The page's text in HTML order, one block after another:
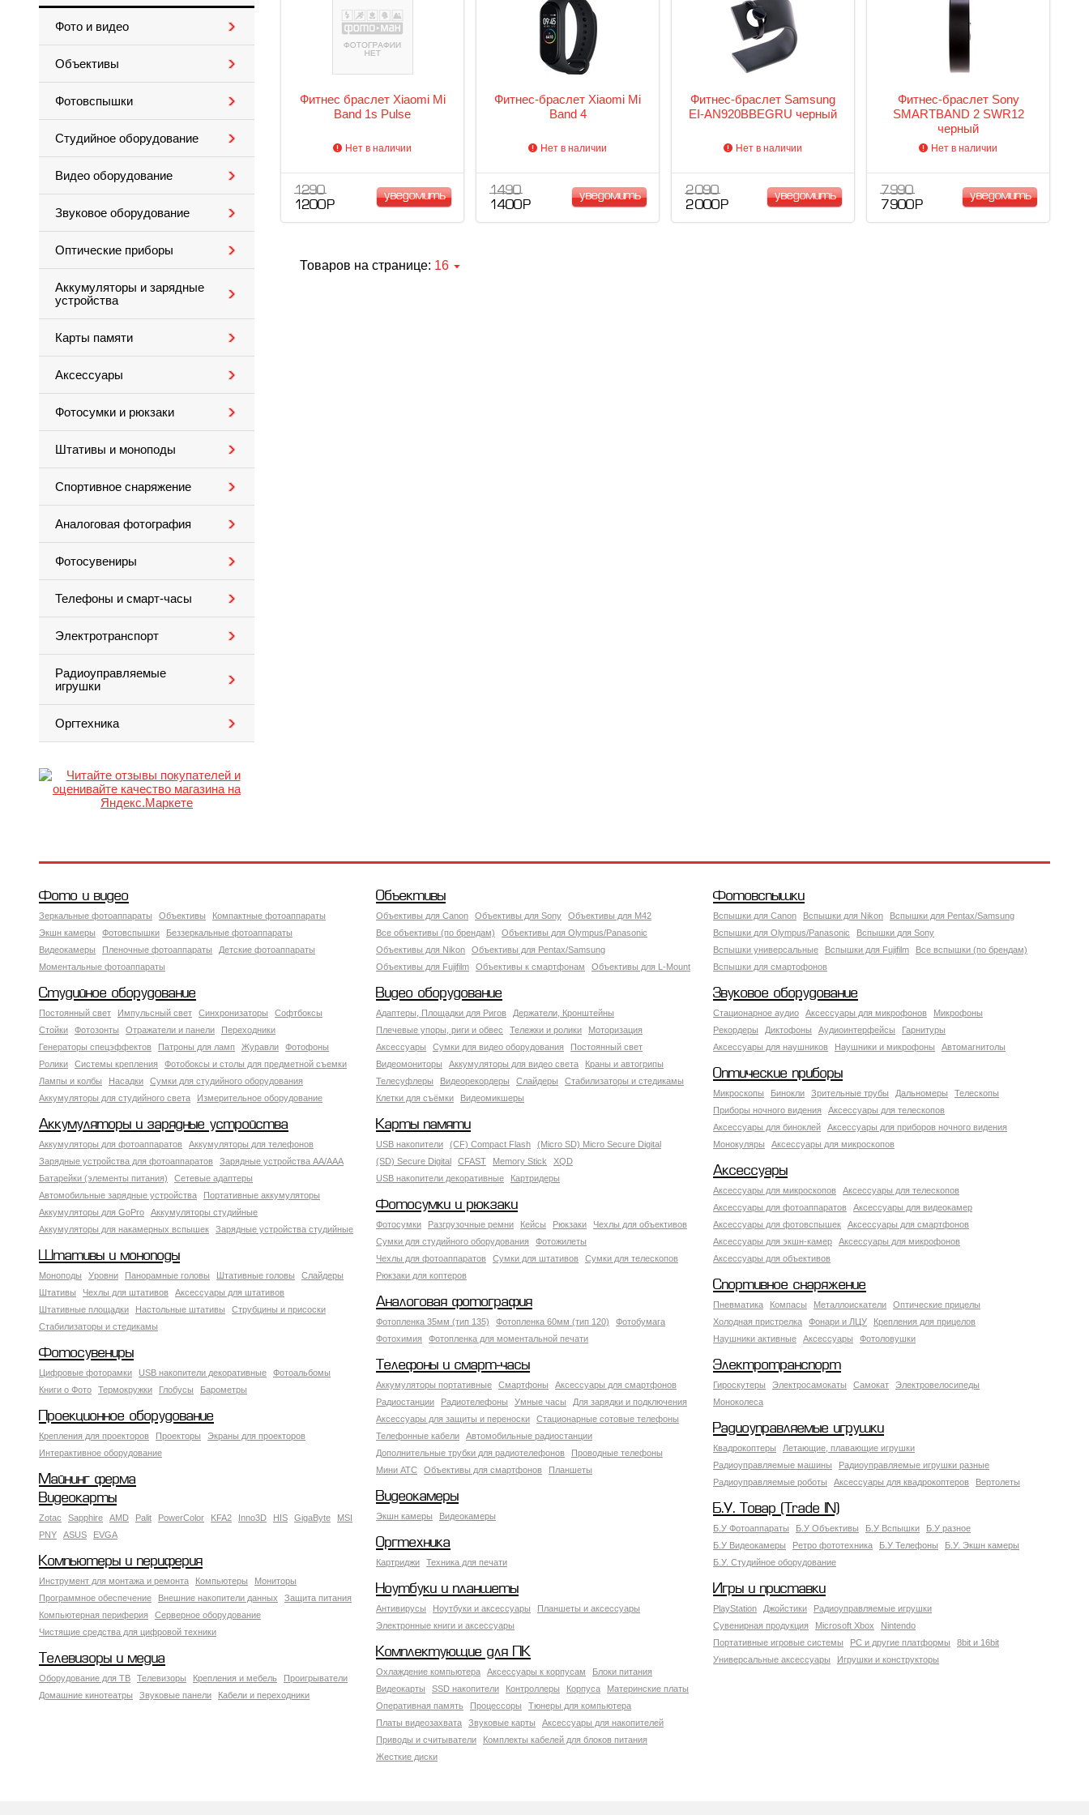
Фото и видео
Объективы
Фотовспышки
Студийное оборудование
Видео оборудование
Звуковое оборудование
Оптические приборы
Аккумуляторы и зарядные
устройства
Карты памяти
Аксессуары
Фотосумки и рюкзаки
Штативы и моноподы
Спортивное снаряжение
Аналоговая фотография
Фотосувениры
Телефоны и смарт-часы
Электротранспорт
Радиоуправляемые
игрушки
Оргтехника
Фитнес браслет Xiaomi Mi
Band 1s Pulse
Нет в наличии
1 290
1 200 Р
уведомить
Фитнес-браслет Xiaomi Mi
Band 4
Нет в наличии
1 490
1 400 Р
уведомить
Фитнес-браслет Samsung
EI-AN920BBEGRU черный
Нет в наличии
2 090
2 000 Р
уведомить
Фитнес-браслет Sony
SMARTBAND 2 SWR12
черный
Нет в наличии
7 990
7 900 Р
уведомить
Товаров на странице: 16
Фото и видео
Зеркальные фотоаппараты Объективы
Компактные фотоаппараты
Экшн камеры
Фотовспышки
Беззеркальные фотоаппараты
Видеокамеры
Пленочные фотоаппараты
Детские фотоаппараты
Моментальные фотоаппараты
Объективы
Объективы для Canon Объективы для Sony
Объективы для M42
Все объективы (по брендам)
Объективы для Olympus/Panasonic
Объективы для Nikon
Объективы для Pentax/Samsung
Объективы для Fujifilm
Объективы к смартфонам Объективы для L-Mount
Фотовспышки
Вспышки для Canon Вспышки для Nikon
Вспышки для Pentax/Samsung
Вспышки для Olympus/Panasonic
Вспышки для Sony
Вспышки универсальные
Вспышки для Fujifilm
Все вспышки (по брендам)
Вспышки для смартофонов
Студийное оборудование
Постоянный свет Импульсный свет Синхронизаторы
Софтбоксы
Стойки
Фотозонты Отражатели и панели
Переходники
Генераторы спецэффектов
Патроны для ламп Журавли
Фотофоны
Ролики
Системы крепления
Фотобоксы и столы для предметной съемки
Лампы и колбы
Насадки
Сумки для студийного оборудования
Аккумуляторы для студийного света
Измерительное оборудование
Видео оборудование
Адаптеры, Площадки для Ригов
Держатели, Кронштейны
Плечевые упоры, риги и обвес
Тележки и ролики
Моторизация
Аксессуары
Сумки для видео оборудования
Постоянный свет
Видеомониторы
Аккумуляторы для видео света
Краны и автогрипы
Телесуфлеры
Видеорекордеры Слайдеры
Стабилизаторы и стедикамы
Клетки для съёмки
Видеомикшеры
Звуковое оборудование
Стационарное аудио Аксессуары для микрофонов
Микрофоны
Рекордеры
Диктофоны Аудиоинтерфейсы
Гарнитуры
Аксессуары для наушников
Наушники и микрофоны Автомагнитолы
Оптические приборы
Микроскопы Бинокли Зрительные трубы Дальномеры
Телескопы
Приборы ночного видения
Аксессуары для телескопов
Аксессуары для биноклей
Аксессуары для приборов ночного видения
Монокуляры
Аксессуары для микроскопов
Аккумуляторы и зарядные устройства
Аккумуляторы для фотоаппаратов
Аккумуляторы для телефонов
Зарядные устройства для фотоаппаратов
Зарядные устройства AA/AAA
Батарейки (элементы питания)
Сетевые адаптеры
Автомобильные зарядные устройства
Портативные аккумуляторы
Аккумуляторы для GoPro
Аккумуляторы студийные
Аккумуляторы для накамерных вспышек
Зарядные устройства студийные
Карты памяти
USB накопители (CF) Compact Flash
(Micro SD) Micro Secure Digital
(SD) Secure Digital
CFAST Memory Stick
XQD
USB накопители декоративные
Картридеры Аксессуары
Аксессуары для микроскопов
Аксессуары для телескопов
Аксессуары для фотоаппаратов
Аксессуары для видеокамер
Аксессуары для фотовспышек
Аксессуары для смартфонов
Аксессуары для экшн-камер
Аксессуары для микрофонов
Аксессуары для объективов
Фотосумки и рюкзаки
Фотосумки Разгрузочные ремни Кейсы Рюкзаки
Чехлы для объективов
Сумки для студийного оборудования
Фотожилеты
Чехлы для фотоаппаратов
Сумки для штативов
Сумки для телескопов
Рюкзаки для коптеров
Штативы и моноподы
Моноподы Уровни Панорамные головы Штативные головы
Слайдеры
Штативы
Чехлы для штативов
Аксессуары для штативов
Штативные площадки
Настольные штативы
Струбцины и присоски
Стабилизаторы и стедикамы
Спортивное снаряжение
Пневматика Компасы Металлоискатели
Оптические прицелы
Холодная пристрелка
Фонари и ЛЦУ
Крепления для прицелов
Наушники активные
Аксессуары Фотоловушки
Аналоговая фотография
Фотопленка 35мм (тип 135) Фотопленка 60мм (тип 120)
Фотобумага
Фотохимия
Фотопленка для моментальной печати
Фотосувениры
Цифровые фоторамки USB накопители декоративные
Фотоальбомы
Книги о Фото
Термокружки Глобусы Барометры
Телефоны и смарт-часы
Аккумуляторы портативные Смартфоны
Аксессуары для смартфонов
Радиостанции
Радиотелефоны Умные часы
Для зарядки и подключения
Аксессуары для защиты и переноски
Стационарные сотовые телефоны
Телефонные кабели
Автомобильные радиостанции
Дополнительные трубки для радиотелефонов
Проводные телефоны
Мини АТС
Объективы для смартфонов Планшеты
Электротранспорт
Гироскутеры Электросамокаты Самокат
Электровелосипеды
Моноколеса
Проекционное оборудование
Крепления для проекторов Проекторы
Экраны для проекторов
Интерактивное оборудование
Радиоуправляемые игрушки
Квадрокоптеры
Летающие, плавающие игрушки
Радиоуправляемые машины
Радиоуправляемые игрушки разные
Радиоуправляемые роботы
Аксессуары для квадрокоптеров Вертолеты
Майнинг ферма
Видеокамеры
Экшн камеры Видеокамеры
Видеокарты
Zotac Sapphire AMD Palit PowerColor KFA2 Inno3D HIS GigaByte
MSI
PNY
ASUS EVGA
Б.У. Товар (Trade IN)
Б.У Фотоаппараты Б.У Объективы Б.У Вспышки
Б.У разное
Б.У Видеокамеры
Ретро фототехника Б.У Телефоны
Б.У. Экшн камеры
Б.У. Студийное оборудование
Оргтехника
Картриджи Техника для печати
Компьютеры и периферия
Инструмент для монтажа и ремонта Компьютеры
Мониторы
Программное обеспечение
Внешние накопители данных
Защита питания
Компьютерная периферия
Серверное оборудование
Чистящие средства для цифровой техники
Ноутбуки и планшеты
Антивирусы Ноутбуки и аксессуары
Планшеты и аксессуары
Электронные книги и аксессуары
Игры и приставки
PlayStation Джойстики
Радиоуправляемые игрушки
Сувенирная продукция
Microsoft Xbox
Nintendo
Портативные игровые системы
PC и другие платформы
8bit и 16bit
Универсальные аксессуары
Игрушки и конструкторы
Комплектующие для ПК
Охлаждение компьютера Аксессуары к корпусам
Блоки питания
Видеокарты
SSD накопители Контроллеры Корпуса
Материнские платы
Оперативная память
Процессоры
Тюнеры для компьютера
Платы видеозахвата
Звуковые карты
Аксессуары для накопителей
Приводы и считыватели
Комплекты кабелей для блоков питания
Жесткие диски
Телевизоры и медиа
Оборудование для ТВ Телевизоры Крепления и мебель
Проигрыватели
Домашние кинотеатры
Звуковые панели Кабели и переходники